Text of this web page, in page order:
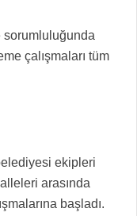
sorumluluğunda
çalışmaları tüm
ekipleri
arasında
başladı.